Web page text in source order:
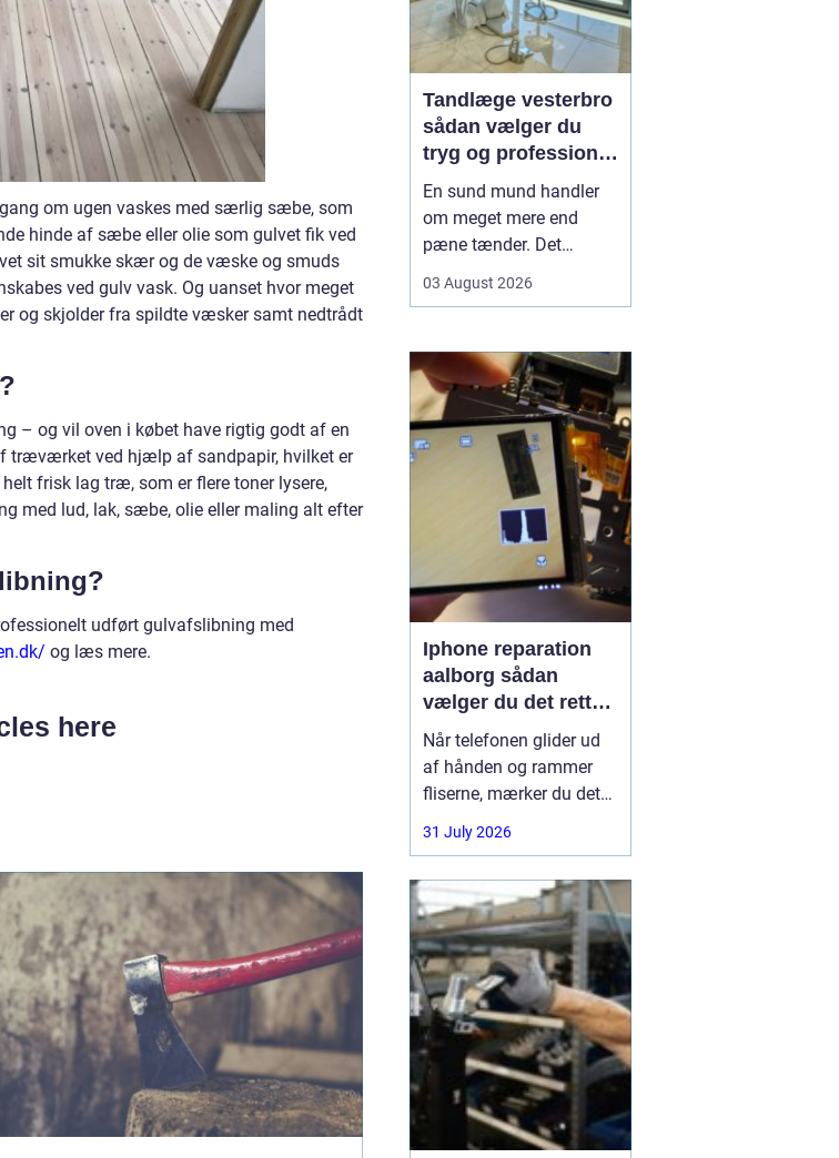
om ugen vaskes med særlig sæbe, som
hinde af sæbe eller olie som gulvet fik ved
sit smukke skær og de væske og smuds
ved gulv vask. Og uanset hvor meget
og skjolder fra spildte væsker samt nedtrådt
– og vil oven i købet have rigtig godt af en
træværket ved hjælp af sandpapir, hvilket er
frisk lag træ, som er flere toner lysere,
med lud, lak, sæbe, olie eller maling alt efter
udført gulvafslibning med
og læs mere.
here
Tandlæge vesterbro
sådan vælger du
tryg og professionel
tandpleje
En sund mund handler
om meget mere end
pæne tænder. Det
hverdag, din selvtillid og
duleder efter tandlæge
vesterbro, møder du
derfor mange
valgmuligheder m...
03 August 2026
Iphone reparation
aalborg sådan
vælger du det rette
værksted
Når telefonen glider ud
af hånden og rammer
fliserne, mærker du det
med det samme.
Skærmen splintrer, lyden
står af midt på dagen.
For mange i Aalborg er
mobilen helt central i
både arbejde, studie og
hverdag. Derfor
31 July 2026